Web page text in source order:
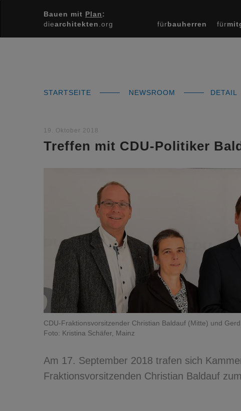
Bauen mit Plan:
diearchitekten .org fürbauherren für
STARTSEITE NEWSROOM DETAIL
19. Oktober 2018
Treffen mit CDU-Politiker
CDU-Fraktionsvorsitzender Christian Baldauf (Mitte) und
Foto: Kristina Schäfer, Mainz
Am 17. September 2018 trafen sich
Fraktionsvorsitzenden Christian Baldauf